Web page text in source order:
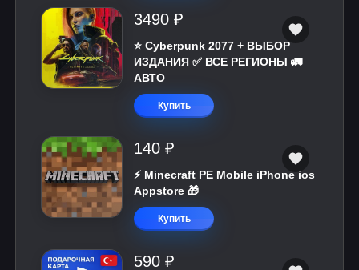
3490 ₽
⭐ Cyberpunk 2077 + ВЫБОР
ИЗДАНИЯ ✅ ВСЕ РЕГИОНЫ 🚛
АВТО
Купить
140 ₽
⚡️ Minecraft PE Mobile iPhone ios
Appstore 🎁
Купить
590 ₽